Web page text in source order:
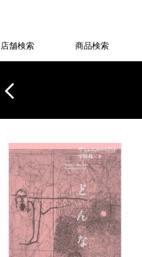
店舗検索 商品検索